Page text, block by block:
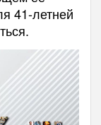
41-летней